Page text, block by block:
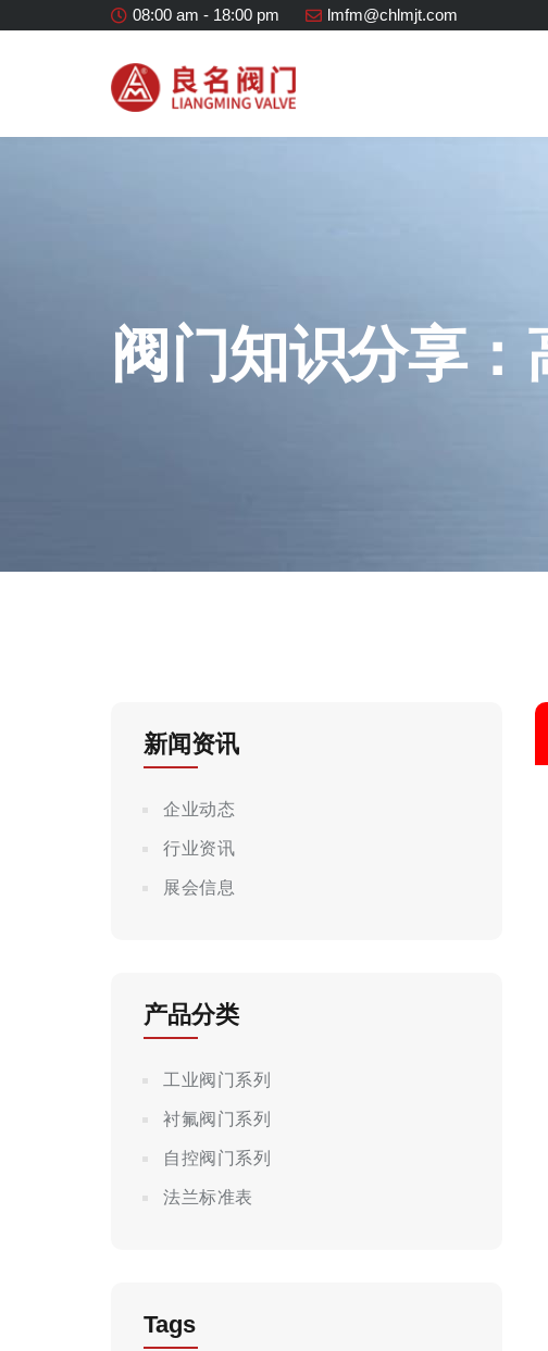
08:00 am - 18:00 pm lmfm@chlmjt.com
阀门知识分享
新闻资讯
企业动态
行业资讯
展会信息
产品分类
工业阀门系列
衬氟阀门系列
自控阀门系列
法兰标准表
Tags